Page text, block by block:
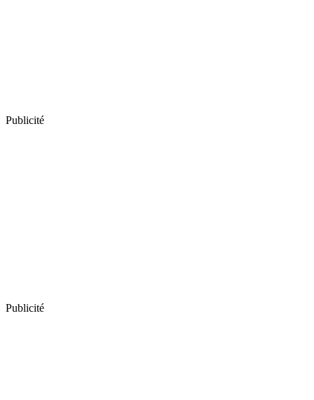
Publicité
Publicité